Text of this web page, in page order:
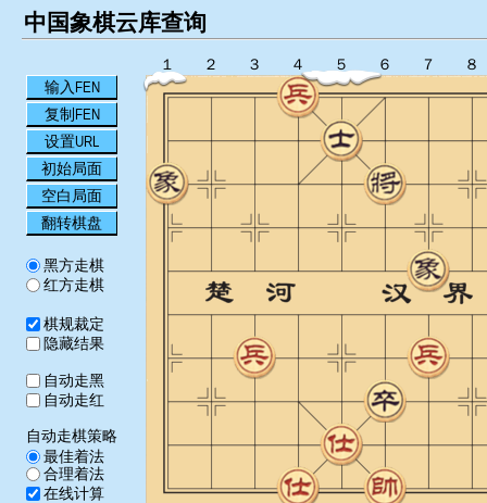
中国象棋云库查询
输入FEN
复制FEN
设置URL
初始局面
空白局面
翻转棋盘
黑方走棋
红方走棋
棋规裁定
隐藏结果
自动走黑
自动走红
自动走棋策略
最佳着法
合理着法
在线计算
１ ２ ３ ４ ５ ６ ７ ８